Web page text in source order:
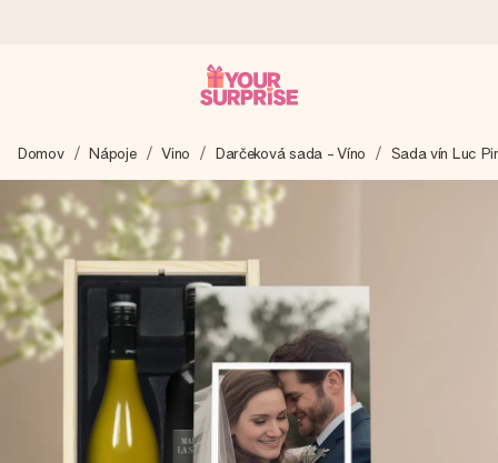
Váš darček starostlivo vyrobíme a bleskovo odošleme –
aby ste ho mohli darovať presne v ten správny okamih, keď
na tom najviac záleží.
4,7 (na základe +15 000 recenzií)
Naše darčeky inšpirujú. Zákazníci nás na Google Reviews
hodnotia známkou 4,7.
Kartička s venovaním zdarma
Domov Nápoje Vino Darčeková sada - Víno Sada vín Luc